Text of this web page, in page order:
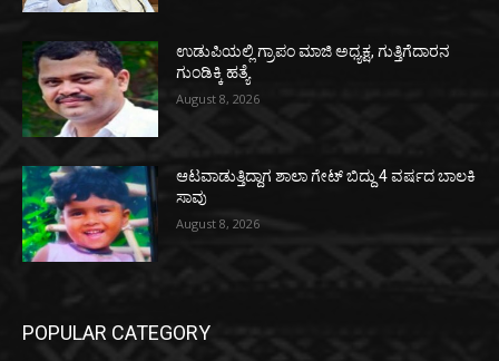
ಉಡುಪಿಯಲ್ಲಿ ಗ್ರಾಪಂ ಮಾಜಿ ಅಧ್ಯಕ್ಷ, ಗುತ್ತಿಗೆದಾರನ
ಗುಂಡಿಕ್ಕಿ ಹತ್ಯೆ
August 8, 2026
ಆಟವಾಡುತ್ತಿದ್ದಾಗ ಶಾಲಾ ಗೇಟ್‌ ಬಿದ್ದು 4 ವರ್ಷದ ಬಾಲಕಿ
ಸಾವು
August 8, 2026
POPULAR CATEGORY